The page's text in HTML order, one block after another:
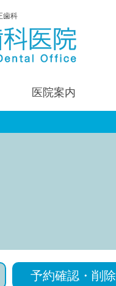
歯科
医院案内
予約確認・削除